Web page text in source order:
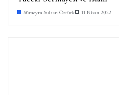
Sümeyra Sultan Öztürk 11 Nisan 2022